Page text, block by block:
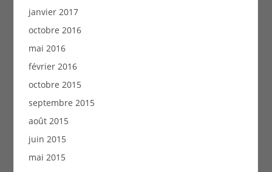
janvier 2017
octobre 2016
mai 2016
février 2016
octobre 2015
septembre 2015
août 2015
juin 2015
mai 2015